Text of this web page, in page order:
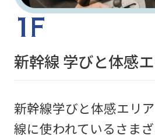
1F
新幹線 学びと体感
新幹線学びと体感エリ
線に使われているさま